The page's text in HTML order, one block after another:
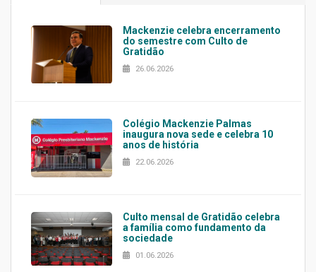
Mackenzie celebra encerramento
do semestre com Culto de
Gratidão
26.06.2026
Colégio Mackenzie Palmas
inaugura nova sede e celebra 10
anos de história
22.06.2026
Culto mensal de Gratidão celebra
a família como fundamento da
sociedade
01.06.2026